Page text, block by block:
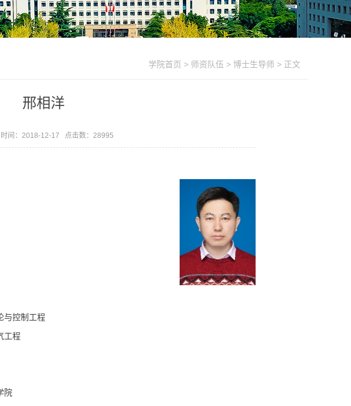
学院首页 > 师资队伍 > 博士生导师 > 正文
邢相洋
间：2018-12-17 点击数： 28995
与控制工程
工程
院